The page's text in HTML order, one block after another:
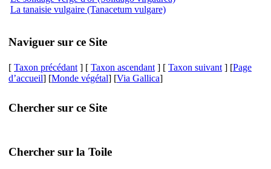
La tanaisie vulgaire (Tanacetum vulgare)
Naviguer sur ce Site
[ Taxon précédant ] [ Taxon ascendant ] [ Taxon suivant ] [Page
d’accueil] [Monde végétal] [Via Gallica]
Chercher sur ce Site
Chercher sur la Toile